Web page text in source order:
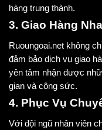
hàng trung thành.
3. Giao Hàng
Ruoungoai.net không
đảm bảo dịch vụ giao
yên tâm nhận được
gian và công sức.
4. Phục Vụ
Với đội ngũ nhân viên